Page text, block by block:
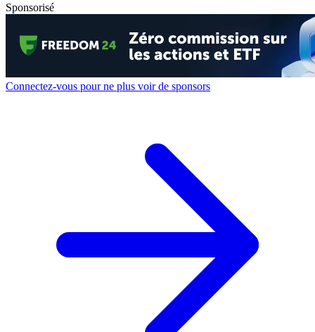
Sponsorisé
Connectez-vous pour ne plus voir de sponsors